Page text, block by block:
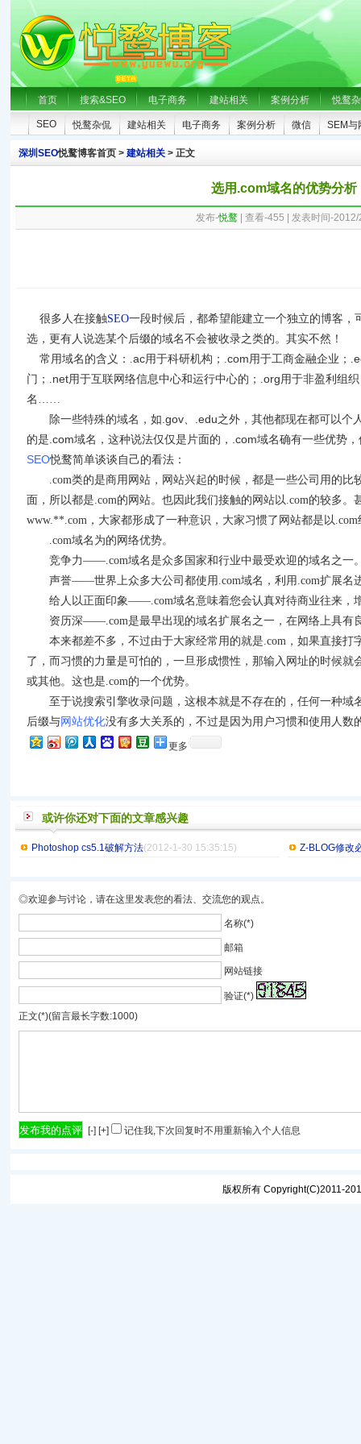
首页 搜索&SEO 电子商务 建站相关 案例分析 悦鹜
SEO 悦鹜杂侃 建站相关 电子商务 案例分析 微信 SEM与
深圳SEO悦鹜博客首页 > 建站相关> 正文
选用.com域名的优势分析
发布-悦鹜 | 查看-455 | 发表时间-
很多人在接触SEO一段时候后，都希望能建立一个独立的博客，
选，更有人说选某个后缀的域名不会被收录之类的。其实不然！
常用域名的含义： .ac用于科研机构； .com用于工商金融企业； .
门； .net用于互联网络信息中心和运行中心的； .org用于非盈利组织
名……
除一些特殊的域名，如 .gov、 .edu之外，其他都现在都可以个
的是 .com域名，这种说法仅仅是片面的， .com域名确有一些优势
SEO悦鹜简单谈谈自己的看法：
.com类的是商用网站，网站兴起的时候，都是一些公司用的比
面，所以都是.com的网站。也因此我们接触的网站以.com的较多。
www.**.com，大家都形成了一种意识，大家习惯了网站都是以.com
.com域名为的网络优势。
竞争力——.com域名是众多国家和行业中最受欢迎的域名之一
声誉——世界上众多大公司都使用 .com域名，利用 .com扩展名
给人以正面印象——.com域名意味着您会认真对待商业往来，
资历深——.com是最早出现的域名扩展名之一，在网络上具有
本来都差不多，不过由于大家经常用的就是.com，如果直接打
了，而习惯的力量是可怕的，一旦形成惯性，那输入网址的时候就
或其他。这也是.com的一个优势。
至于说搜索引擎收录问题，这根本就是不存在的，任何一种域
后缀与网站优化没有多大关系的，不过是因为用户习惯和使用人数
更多
或许你还对下面的文章感兴趣
Photoshop cs5.1破解方法(2012-1-30 15:35:15) Z-BLOG修改
◎欢迎参与讨论，请在这里发表您的看法、交流您的观点。
名称(*)
邮箱
网站链接
验证(*)
正文(*)(留言最长字数:1000)
[-] [+] 记住我,下次回复时不用重新输入个人信息
版权所有 Copyright(C)2011-